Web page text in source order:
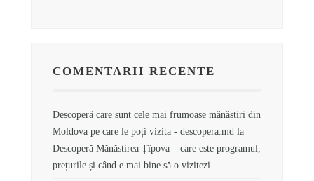
COMENTARII RECENTE
Descoperă care sunt cele mai frumoase mănăstiri din
Moldova pe care le poți vizita - descopera.md la
Descoperă Mănăstirea Țîpova – care este programul,
prețurile și când e mai bine să o vizitezi